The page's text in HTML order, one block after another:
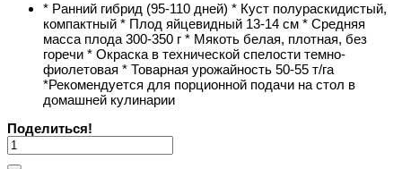
* Ранний гибрид (95-110 дней) * Куст полураскидистый,
компактный * Плод яйцевидный 13-14 см * Средняя
масса плода 300-350 г * Мякоть белая, плотная, без
горечи * Окраска в технической спелости темно-
фиолетовая * Товарная урожайность 50-55 т/га
*Рекомендуется для порционной подачи на стол в
домашней кулинарии
Поделиться!